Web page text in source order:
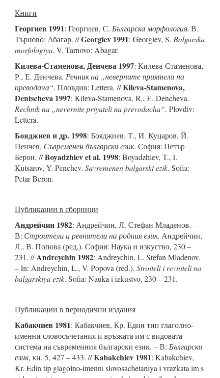
Книги
Георгиев 1991: Георгиев, С. Българска морфология. В.
Търново: Абагар. //Georgiev 1991: Georgiev, S. Balgarska
morfologiya. V. Tarnovo: Abagar.
Килева-Стаменова, Денчева 1997: Килева-Стаменова,
Р., Е. Денчева. Речник на „неверните приятели на
преводача“. Пловдив: Lettera. //Kileva-Stamenova,
Dentscheva 1997: Kileva-Stamenova, R., Е. Dencheva.
Rechnik na „nevernite priyateli na prevodacha“. Plovdiv:
Lettera.
Бояджиев и др. 1998: Бояджиев, Т., И. Куцаров, Й.
Пенчев. Съвременен български език. София: Петър
Берон. //Boyadzhiev et al. 1998: Boyadzhiev, T., I.
Kutsarov, Y. Penchev. Savremenen balgarski ezik. Sofia:
Petar Beron.
Публикации в сборници
Андрейчин 1982: Андрейчин, Л. Стефан Младенов. –
В: Строители и ревнители на родния език. Андрейчин,
Л., В. Попова (ред.). София: Наука и изкуство, 230 –
231. //Andreychin 1982: Andreychin, L. Stefan Mladenov.
– In: Andreychin, L., V. Popova (red.). Stroiteli i revniteli na
balgarskiya ezik. Sofia: Nauka i izkustvo, 230 – 231.
Публикации в периодични издания
Кабакчиев 1981: Кабакчиев, Кр. Един тип глаголно-
именни словосъчетания и връзката им с видовата
система на съвременния български език. – В: Български
език, кн. 5, 427 – 433. //Kabakchiev 1981: Kabakchiev,
Kr. Edin tip glagolno-imenni slovosachetaniya i vrazkata im s